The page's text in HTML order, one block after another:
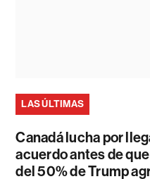
LAS ÚLTIMAS
Canadá lucha por
acuerdo antes de
del 50% de Trump